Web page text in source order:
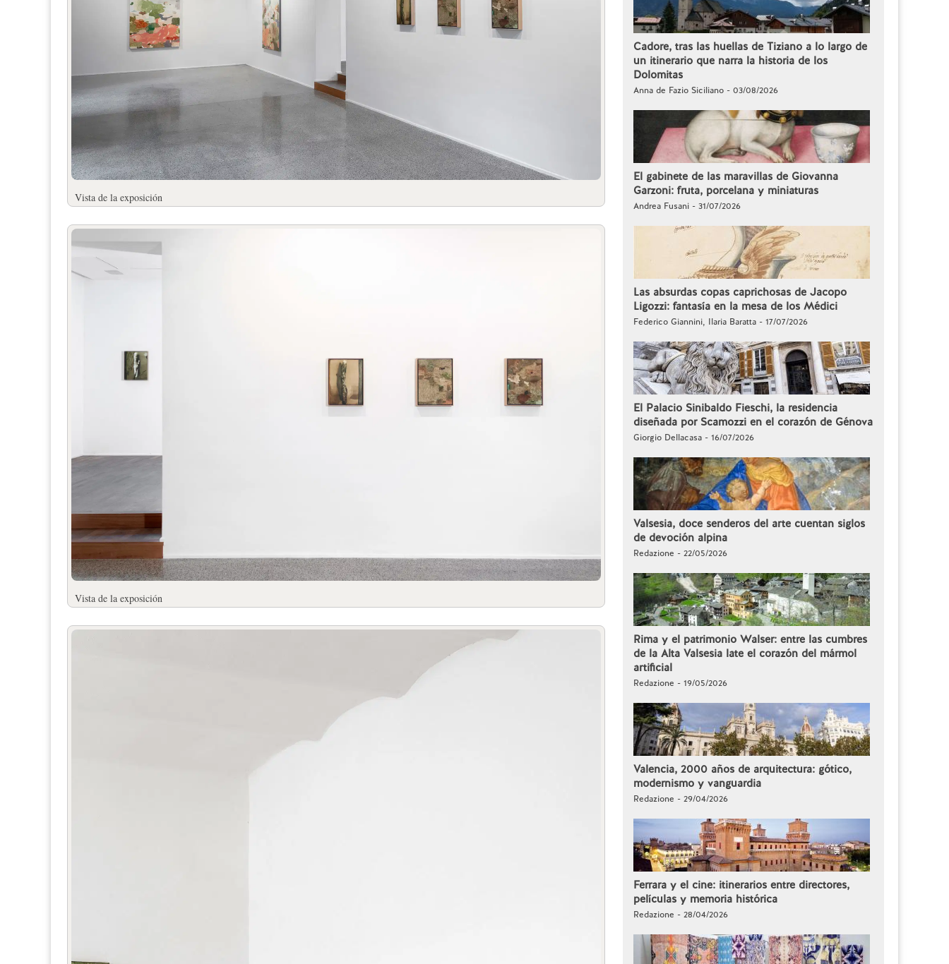
Vista de la exposición
Vista de la exposición
Cadore, tras las huellas de Tiziano a lo largo de
un itinerario que narra la historia de los
Dolomitas
Anna de Fazio Siciliano - 03/08/2026
El gabinete de las maravillas de Giovanna
Garzoni: fruta, porcelana y miniaturas
Andrea Fusani - 31/07/2026
Las absurdas copas caprichosas de Jacopo
Ligozzi: fantasía en la mesa de los Médici
Federico Giannini, Ilaria Baratta - 17/07/2026
El Palacio Sinibaldo Fieschi, la residencia
diseñada por Scamozzi en el corazón de Génova
Giorgio Dellacasa - 16/07/2026
Valsesia, doce senderos del arte cuentan siglos
de devoción alpina
Redazione - 22/05/2026
Rima y el patrimonio Walser: entre las cumbres
de la Alta Valsesia late el corazón del mármol
artificial
Redazione - 19/05/2026
Valencia, 2000 años de arquitectura: gótico,
modernismo y vanguardia
Redazione - 29/04/2026
Ferrara y el cine: itinerarios entre directores,
películas y memoria histórica
Redazione - 28/04/2026